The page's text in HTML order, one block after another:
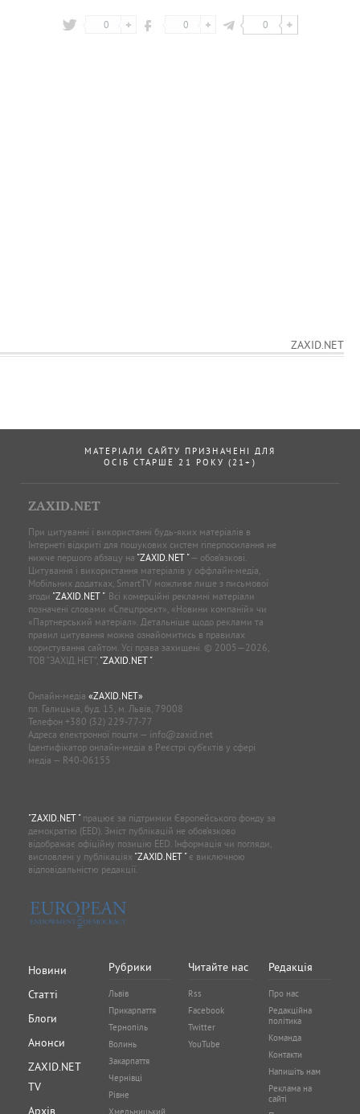
0 0 0
ZAXID.NET
МАТЕРІАЛИ САЙТУ ПРИЗНАЧЕНІ ДЛЯ
ОСІБ СТАРШЕ 21 РОКУ (21+)
ZAXID.NET
При цитуванні і використанні будь-яких матеріалів в
Інтернеті відкриті для пошукових систем гіперпосилання не
нижче першого абзацу на "ZAXID.NET "— обов’язкові.
Цитування і використання матеріалів у оффлайн-медіа,
Мобільних додатках, SmartTV можливе лише з письмової
згоди "ZAXID.NET ". Всі комерційні рекламні матеріали
позначені словами «Спецпроєкт», «Новини компаній» чи
«Партнерський матеріал». Детальніше щодо реклами та
правил цитування можна ознайомитись в правилах
користування сайтом. Усі права захищені. © 2005—2026,
ТОВ “ЗАХІД.НЕТ”, "ZAXID.NET ".
Онлайн-медіа «ZAXID.NET»
пл. Галицька, буд. 15, м. Львів, 79008
Телефон +380 (32) 229-77-77
Адреса електронної пошти — info@zaxid.net
Ідентифікатор онлайн-медіа в Реєстрі суб'єктів у сфері
медіа — R40-06155
"ZAXID.NET "працює за підтримки Європейського фонду за
демократію (EED). Зміст публікацій не обов’язково
відображає офіційну позицію EED. Інформація чи погляди,
висловлені у публікаціях "ZAXID.NET "є виключною
відповідальністю редакції.
Новини
Статті
Блоги
Анонси
ZAXID.NET
TV
Архів
Рубрики
Львів
Прикарпаття
Тернопіль
Волинь
Закарпаття
Чернівці
Рівне
Хмельницький
Читайте нас
Rss
Facebook
Twitter
YouTube
Редакція
Про нас
Редакційна
політика
Команда
Контакти
Напишіть нам
Реклама на
сайті